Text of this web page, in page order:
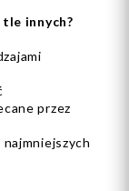
innych?
przez